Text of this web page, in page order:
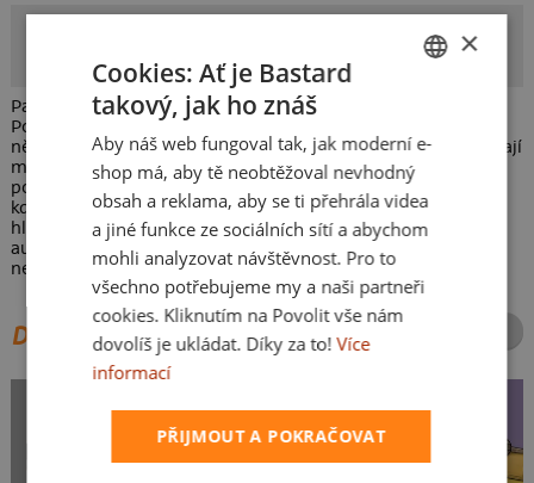
Autor potisku
Pamatujete si na časy, kdy silnice brázdily Škoda 105 a 120?
Pokud jste někdy otevřeli přední kapotu a zůstali stát v
němém úžasu, rozhodně nejste sami. Ačkoliv dnešní vozy mají
motor umístěný vpředu, staré dobré „stodvacítky“ měly svůj
pohon vzadu. To vedlo k nejednomu komickému okamžiku,
kdy se někdo ptal: „Kde je sakra motor?“ – jen aby zjistil, že
hledá na špatném místě. Potisk je vhodný pro všechny
automobilové nadšence, majitele a bývalé řidiče Škodovek
nebo účastníky veteránských srazů.
DALŠÍ POTISKY ZE STEJNÉ KATEGORIE
SLOVAK
×
Cookies: Ať je Bastard
takový, jak ho znáš
Aby náš web fungoval tak, jak moderní e-
shop má, aby tě neobtěžoval nevhodný
obsah a reklama, aby se ti přehrála videa
a jiné funkce ze sociálních sítí a abychom
mohli analyzovat návštěvnost. Pro to
všechno potřebujeme my a naši partneři
cookies. Kliknutím na Povolit vše nám
dovolíš je ukládat. Díky za to! Více
informací
PŘIJMOUT A POKRAČOVAT